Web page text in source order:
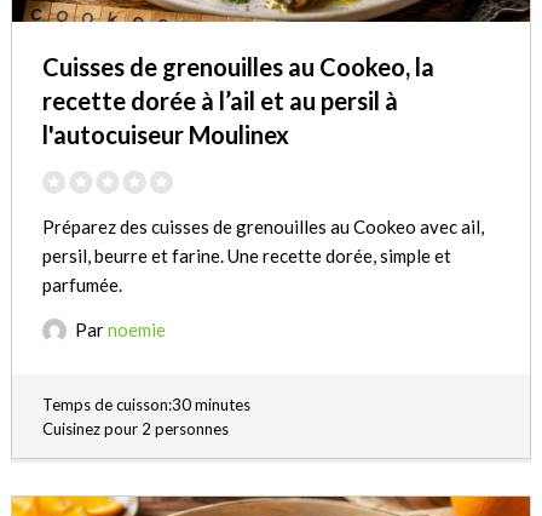
Cuisses de grenouilles au Cookeo, la
recette dorée à l’ail et au persil à
l'autocuiseur Moulinex
Préparez des cuisses de grenouilles au Cookeo avec ail,
persil, beurre et farine. Une recette dorée, simple et
parfumée.
Parnoemie
Temps de cuisson:30 minutes
Cuisinez pour 2 personnes